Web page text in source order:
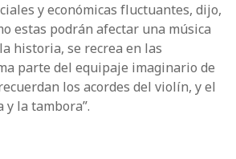
y económicas fluctuantes, dijo,
estas podrán afectar una música
historia, se recrea en las
parte del equipaje imaginario de
los acordes del violín, y el
la tambora”.